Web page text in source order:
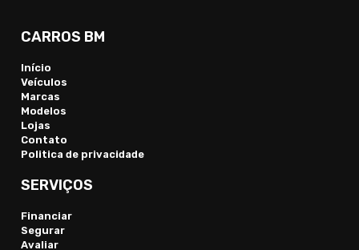
CARROS BM
Início
Veículos
Marcas
Modelos
Lojas
Contato
Politica de privacidade
SERVIÇOS
Financiar
Segurar
Avaliar